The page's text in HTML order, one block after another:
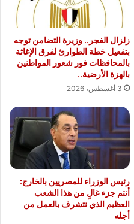
زلزال الفجر.. وزيرة التضامن توجه
بتفعيل خطة الطوارئ لفرق الإغاثة
بالمحافظات فور شعور المواطنين
بالهزة الأرضية..
3 أغسطس، 2026
رئيس الوزراء للمصريين بالخارج:
أنتم جزء غالٍ من هذا الشعب
العظيم الذي نتشرف بالعمل من
أجله